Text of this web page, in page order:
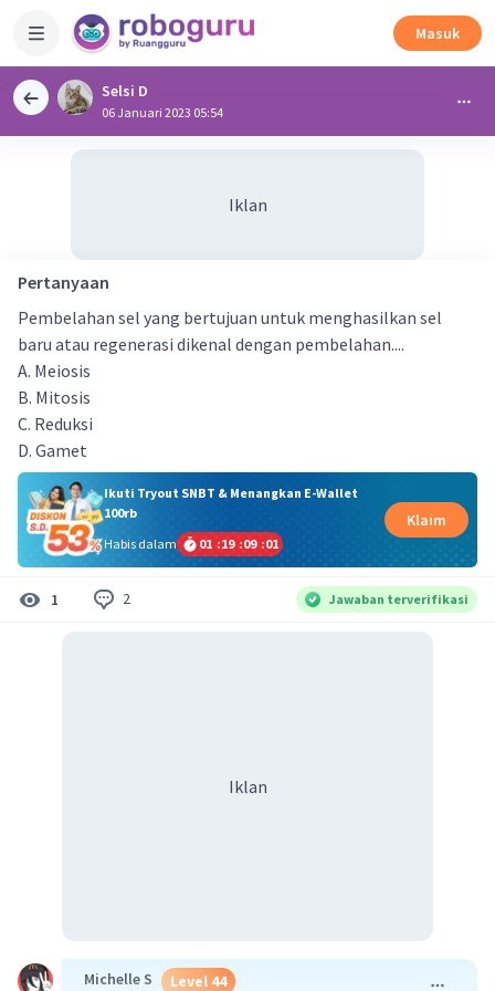
Masuk
Selsi D
06 Januari 2023 05:54
Iklan
Pertanyaan
Pembelahan sel yang bertujuan untuk menghasilkan sel
baru atau regenerasi dikenal dengan pembelahan....
A. Meiosis
B. Mitosis
C. Reduksi
D. Gamet
Ikuti Tryout SNBT & Menangkan E-Wallet
100rb
Habis dalam
01 :19 :09 :00
Klaim
1 2 Jawaban terverifikasi
Iklan
Michelle S Level 44